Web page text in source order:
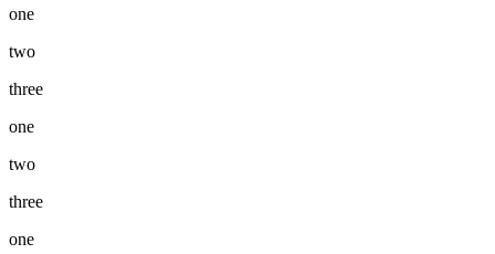
one
two
three
one
two
three
one